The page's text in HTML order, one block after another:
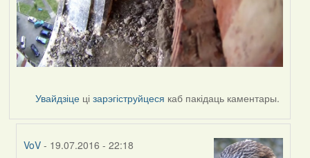
Увайдзіце цізарэгіструйцеся каб пакідаць каментары.
VoV - 19.07.2016 - 22:18